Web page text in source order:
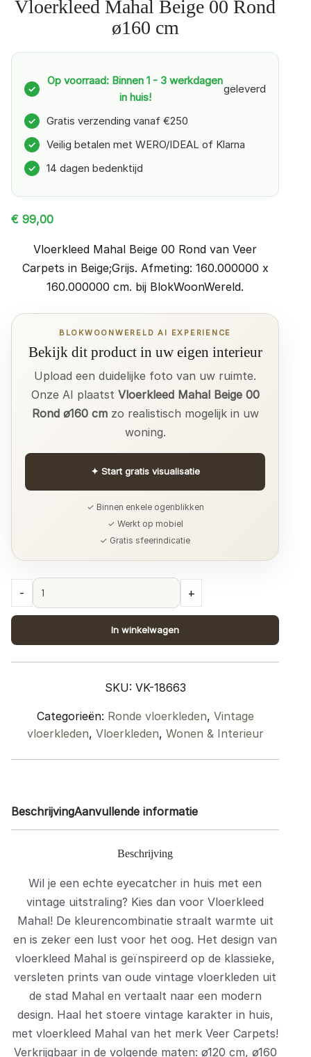
Vloerkleed Mahal Beige 00 Rond
ø160 cm
✓
Op voorraad: Binnen 1 - 3 werkdagen
in huis!
geleverd
✓ Gratis verzending vanaf €250
✓ Veilig betalen met WERO/IDEAL of Klarna
✓ 14 dagen bedenktijd
€ 99,00
Vloerkleed Mahal Beige 00 Rond van Veer
Carpets in Beige;Grijs. Afmeting: 160.000000 x
160.000000 cm. bij BlokWoonWereld.
BLOKWOONWERELD AI EXPERIENCE
Bekijk dit product in uw eigen interieur
Upload een duidelijke foto van uw ruimte.
Onze AI plaatst Vloerkleed Mahal Beige 00
Rond ø160 cmzo realistisch mogelijk in uw
woning.
✦ Start gratis visualisatie
✓ Binnen enkele ogenblikken
✓ Werkt op mobiel
✓ Gratis sfeerindicatie
Beige
00
cm
- +
In winkelwagen
SKU: VK-18663
Categorieën: Ronde vloerkleden, Vintage
vloerkleden, Vloerkleden, Wonen & Interieur
BeschrijvingAanvullende informatie
Beschrijving
Wil je een echte eyecatcher in huis met een
vintage uitstraling? Kies dan voor Vloerkleed
Mahal! De kleurencombinatie straalt warmte uit
en is zeker een lust voor het oog. Het design van
vloerkleed Mahal is geïnspireerd op de klassieke,
versleten prints van oude vintage vloerkleden uit
de stad Mahal en vertaalt naar een modern
design. Haal het stoere vintage karakter in huis,
met vloerkleed Mahal van het merk Veer Carpets!
Verkrijgbaar in de volgende maten: ø120 cm, ø160